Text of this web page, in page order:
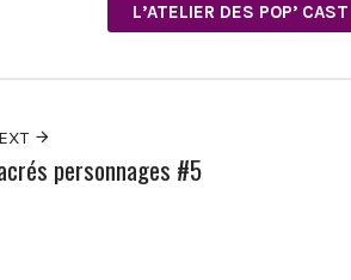
L’ATELIER DES POP’ CAST
personnages #5